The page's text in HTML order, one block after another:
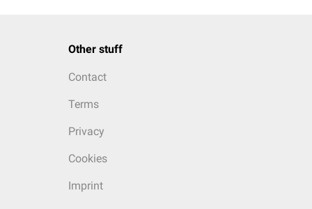
Other stuff
Contact
Terms
Privacy
Cookies
Imprint